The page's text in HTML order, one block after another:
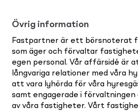
Övrig information
Fastpartner är ett börsnoterat
som äger och förvaltar
egen personal. Vår affärsidé är
långvariga relationer med våra
att vara lyhörda för våra
samt engagerade i
av våra fastigheter. Vårt